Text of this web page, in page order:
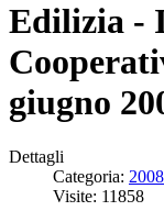
Edilizia -
giugno
Dettagli
Categoria: 2008
Visite: 11858